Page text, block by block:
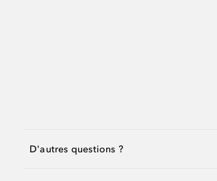
D'autres questions ?